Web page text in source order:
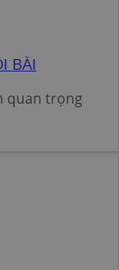
BÀI
quan trọng